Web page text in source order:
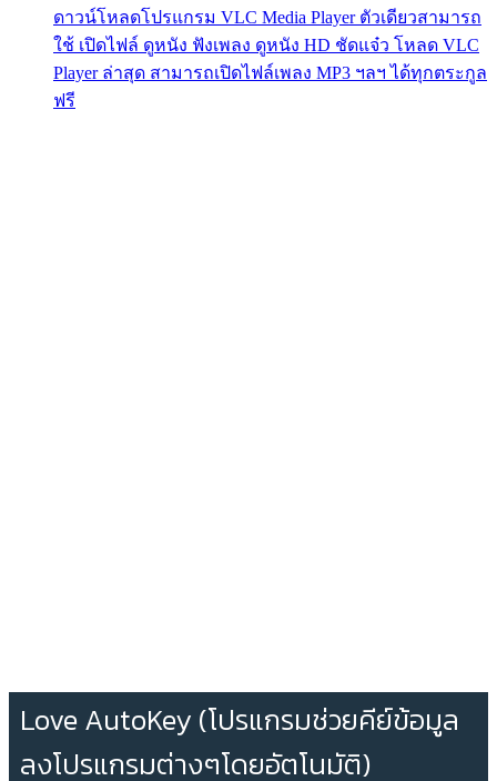
ดาวน์โหลดโปรแกรม VLC Media Player ตัวเดียวสามารถ
ใช้ เปิดไฟล์ ดูหนัง ฟังเพลง ดูหนัง HD ชัดแจ๋ว โหลด VLC
Player ล่าสุด สามารถเปิดไฟล์เพลง MP3 ฯลฯ ได้ทุกตระกูล
ฟรี
Love AutoKey (โปรแกรมช่วยคีย์ข้อมูล
ลงโปรแกรมต่างๆโดยอัตโนมัติ)